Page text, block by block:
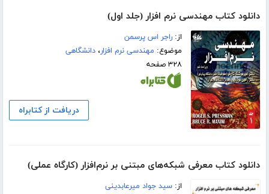
دانلود کتاب مهندسی نرم افزار (جلد اول)
از:راجر اس پرسمن
موضوع: مهندسی نرم افزار،دانشگاهی
۳۲۸ صفحه
دریافت از کتابراه
دانلود کتاب معرفی شبکه‌های مبتنی بر نرم‌افزار (کارگاه عملی)
از:سید جواد میرعابدینی